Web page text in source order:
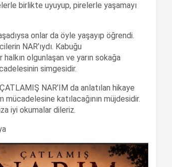
birlikte uyuyup, pirelerle yaşamayı
onlar da öyle yaşayıp öğrendi.
NAR’ıydı. Kabuğu
halkın olgunlaşan ve yarın sokağa
simgesidir.
NAR’IM da anlatılan hikaye
mücadelesine katılacağının müjdesidir.
iyi okumalar dileriz.